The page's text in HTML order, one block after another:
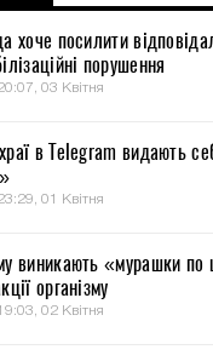
хоче посилити
порушення
03 Квітня
в Telegram видають
01 Квітня
виникають «мурашки по
організму
02 Квітня